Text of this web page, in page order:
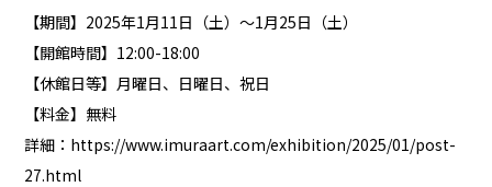
【期間】2025年1月11日（土）～1月25日（土）
【開館時間】12:00-18:00
【休館日等】月曜日、日曜日、祝日
【料金】無料
詳細： https://www.imuraart.com/exhibition/2025/01/post-
27.html